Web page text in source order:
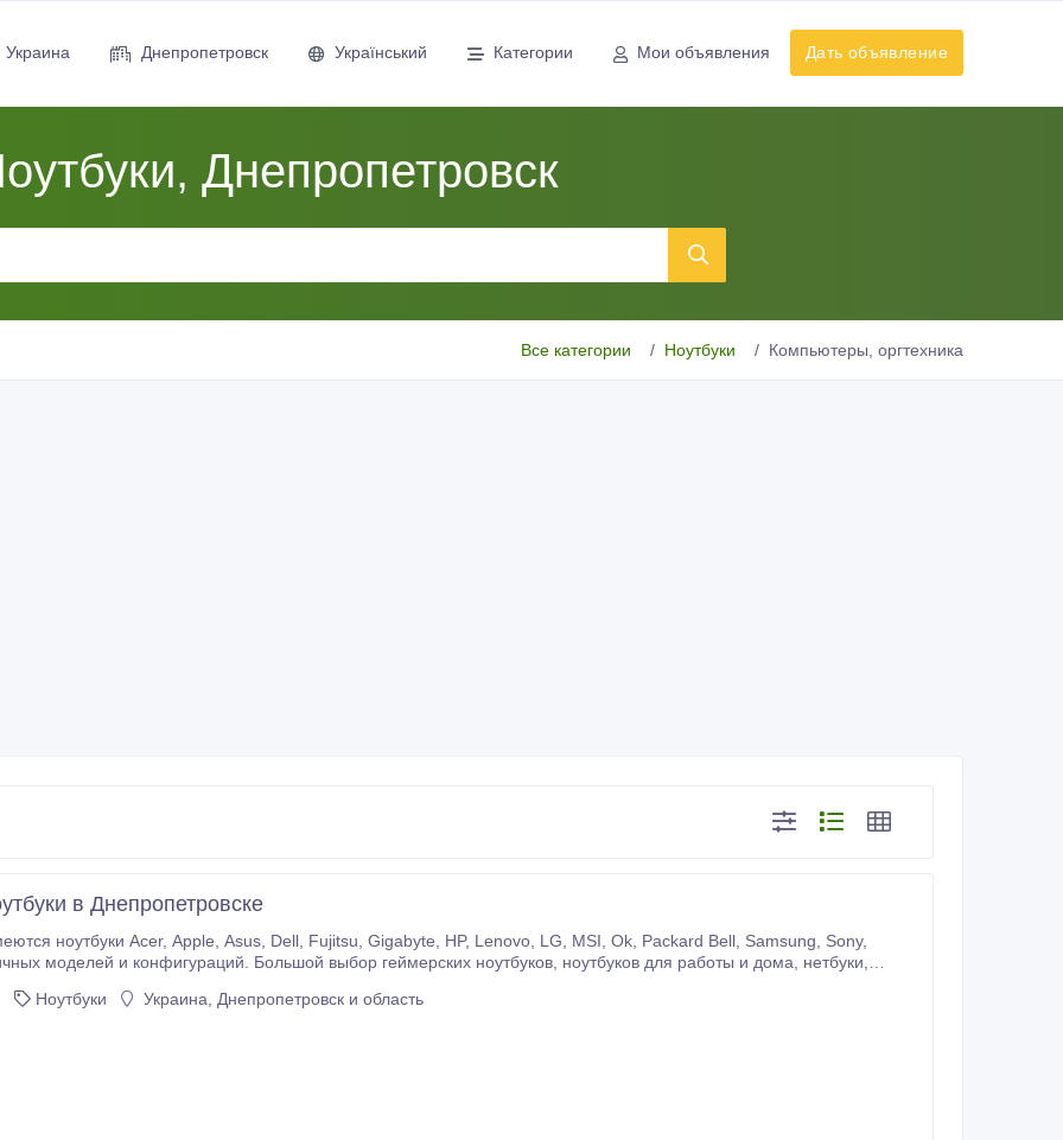
Украина Днепропетровск Український Категории Мои объявления Дать объявление
Днепропетровск
Все категории Ноутбуки Компьютеры, оргтехника
в Днепропетровске
Fujitsu, Gigabyte, HP, Lenovo, LG, MSI, Ok, Packard Bell, Samsung, Sony,
и конфигураций. Большой выбор геймерских ноутбуков, ноутбуков для работы и дома, нетбуки,
Ноутбуки Украина, Днепропетровск и область